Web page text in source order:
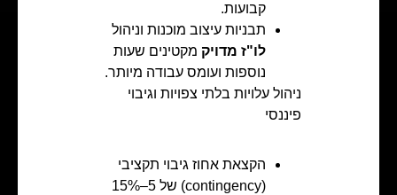
קבועות.
תבניות עיצוב מוכנות וניהול
לו"ז מדויק מקטינים שעות
נוספות ועומס עבודה מיותר.
ניהול עלויות בלתי צפויות וגיבוי
פיננסי
הקצאת אחוז גיבוי תקציבי
(contingency) של 5–15%